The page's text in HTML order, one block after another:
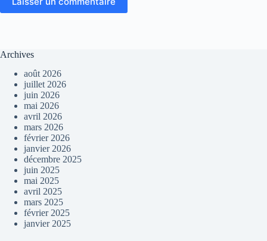
Archives
août 2026
juillet 2026
juin 2026
mai 2026
avril 2026
mars 2026
février 2026
janvier 2026
décembre 2025
juin 2025
mai 2025
avril 2025
mars 2025
février 2025
janvier 2025